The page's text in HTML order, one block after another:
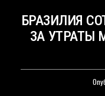
БРАЗИЛИЯ
ЗА УТРАТЫ